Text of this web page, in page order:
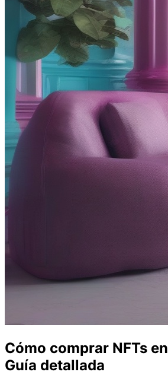
Cómo comprar NFTs
Guía detallada